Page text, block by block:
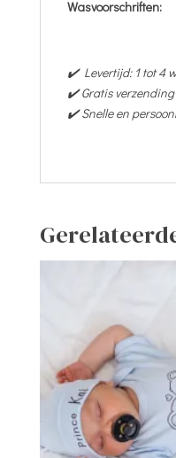
Wasvoorschriften:
✔️ Levertijd: 1 tot 4
✔️ Gratis
✔️ Snelle en